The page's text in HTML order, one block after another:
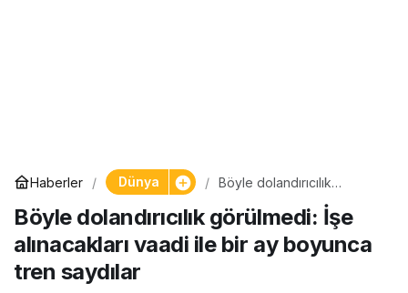
Haberler Dünya
Böyle dolandırıcılık
vaadi ile bir ay boyunca
tren saydılar
Böyle dolandırıcılık görülmedi: İşe
alınacakları vaadi ile bir ay boyunca
tren saydılar